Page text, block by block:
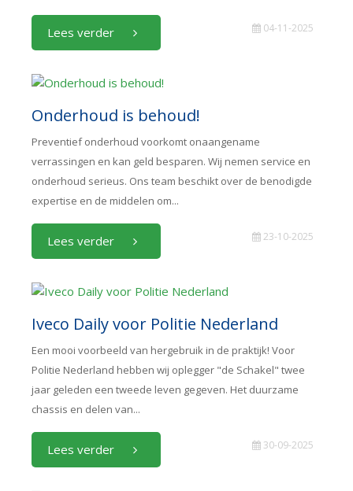
Lees verder 04-11-2025
Onderhoud is behoud!
Preventief onderhoud voorkomt onaangename
verrassingen en kan geld besparen. Wij nemen service en
onderhoud serieus. Ons team beschikt over de benodigde
expertise en de middelen om...
Lees verder 23-10-2025
Iveco Daily voor Politie Nederland
Een mooi voorbeeld van hergebruik in de praktijk! Voor
Politie Nederland hebben wij oplegger "de Schakel" twee
jaar geleden een tweede leven gegeven. Het duurzame
chassis en delen van...
Lees verder 30-09-2025